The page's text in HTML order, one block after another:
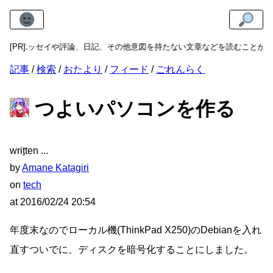
[PR]
エッセイや評論、日記、その他意図を持たない文章などを読むことができ
記事 検索 おたより フィード ごれんらく
つよいパソコンを作る
written
byAmane Katagiri
on tech
at 2016/02/24 20:54
年度末なのでローカル機(ThinkPad X250)のDebianを入れ
直すついでに、ディスクを暗号化することにしました。